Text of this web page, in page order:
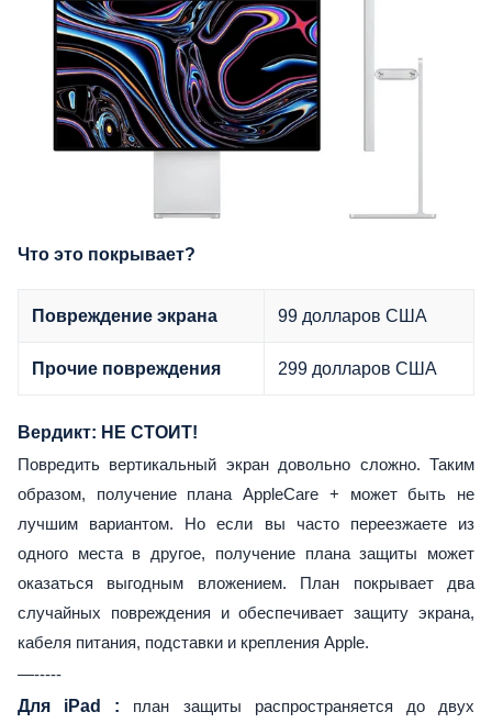
Что это покрывает?
Повреждение экрана 99 долларов США
Прочие повреждения 299 долларов США
Вердикт: НЕ СТОИТ!
Повредить вертикальный экран довольно сложно. Таким
образом, получение плана AppleCare + может быть не
лучшим вариантом. Но если вы часто переезжаете из
одного места в другое, получение плана защиты может
оказаться выгодным вложением. План покрывает два
случайных повреждения и обеспечивает защиту экрана,
кабеля питания, подставки и крепления Apple.
—-----
Для iPad : план защиты распространяется до двух